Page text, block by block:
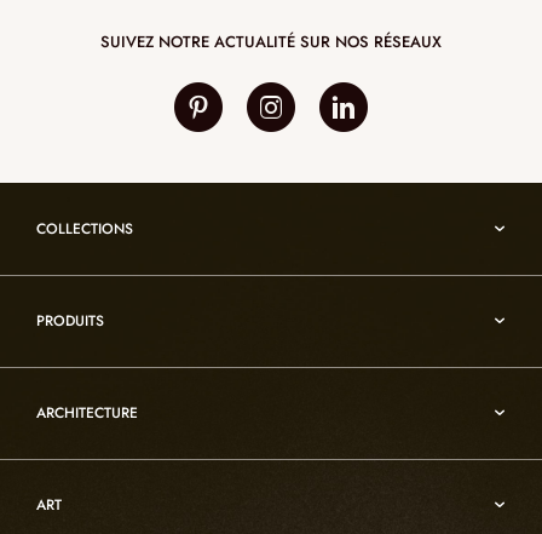
SUIVEZ NOTRE ACTUALITÉ SUR NOS RÉSEAUX
COLLECTIONS
Reflexion
Vesuve
Incandescence
Atelier
PRODUITS
Luminaires en cristal de roche
Mobiliers d’art usuel
Décoration
ARCHITECTURE
Sur-mesure
ART